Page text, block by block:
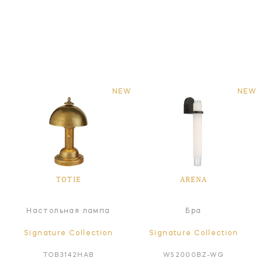
NEW
TOTIE
Настольная лампа
Signature Collection
TOB3142HAB
NEW
ARENA
Бра
Signature Collection
WS2000BZ-WG